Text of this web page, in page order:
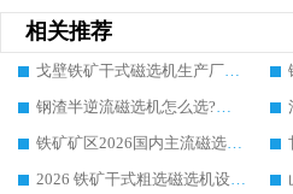
相关推荐
戈壁铁矿干式磁选机生产厂家，优先选华体会手机网页版-华体会(中国) 的核心理由
钢渣半逆流磁选机怎么选?主流厂家选购策略与行业口碑设备推荐
铁矿矿区2026国内主流磁选机头部龙头厂家选购指南：华体会手机网页版-华体会(中国) 实操方法与案例详解
2026 铁矿干式粗选磁选机设备怎么选?靠谱厂家选购指南与实操方法